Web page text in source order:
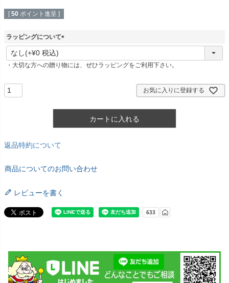
[ 50 ポイント進呈 ]
ラッピングについて
(
須
・大切な方への贈り物には、ぜひラッピングをご利用下さい。
お気に入りに登録する
カートに入れる
返品特約について
商品についてのお問い合わせ
レビューを書く